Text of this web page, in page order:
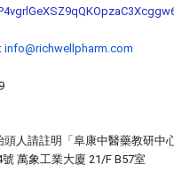
info@richwellpharm.com
人請註明「阜康中醫藥教研中
號 萬象工業大廈 21/F B57室